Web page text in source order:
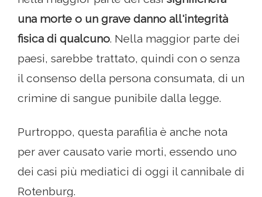
una morte o un grave danno all'integrità
fisica di qualcuno. Nella maggior parte dei
paesi, sarebbe trattato, quindi con o senza
il consenso della persona consumata, di un
crimine di sangue punibile dalla legge.
Purtroppo, questa parafilia è anche nota
per aver causato varie morti, essendo uno
dei casi più mediatici di oggi il cannibale di
Rotenburg.